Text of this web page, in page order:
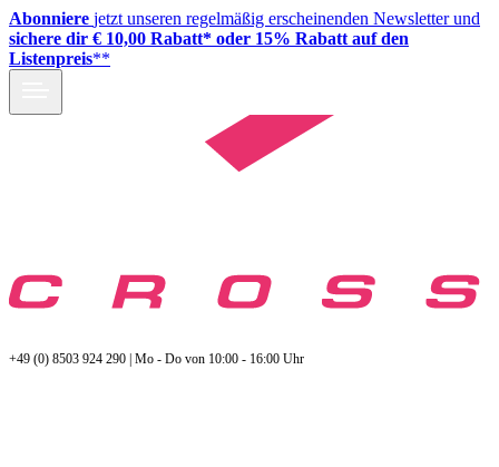
Abonniere jetzt unseren regelmäßig erscheinenden Newsletter und
sichere dir € 10,00 Rabatt* oder 15% Rabatt auf den
Listenpreis**
+49 (0) 8503 924 290 | Mo - Do von 10:00 - 16:00 Uhr